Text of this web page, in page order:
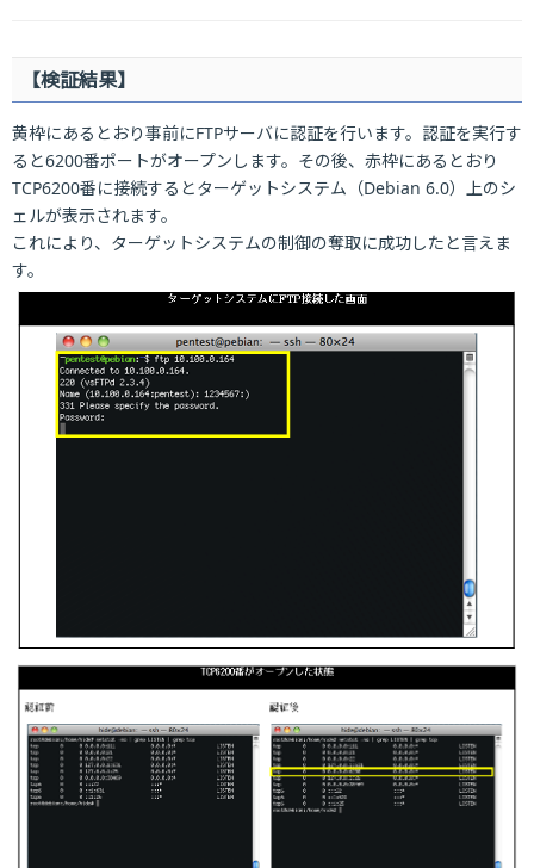
【検証結果】
黄枠にあるとおり事前にFTPサーバに認証を行います。認証を実行す
ると6200番ポートがオープンします。その後、赤枠にあるとおり
TCP6200番に接続するとターゲットシステム（Debian 6.0）上のシ
ェルが表示されます。
これにより、ターゲットシステムの制御の奪取に成功したと言えま
す。